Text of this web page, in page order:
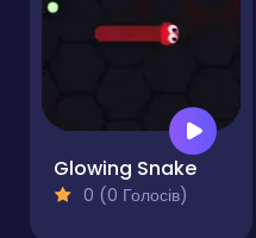
Glowing Snake
0 (0 Голосів)